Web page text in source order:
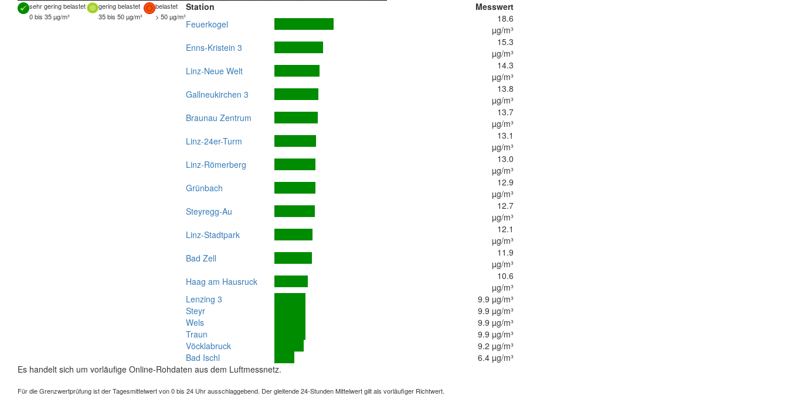
sehr gering belastet gering belastet
belastet
0 bis 35 µg/m³
35 bis 50 µg/m³ > 50 µg/m³
Station
Messwert
Feuerkogel
18.6
µg/m³
Enns-Kristein 3
15.3
µg/m³
Linz-Neue Welt
14.3
µg/m³
Gallneukirchen 3
13.8
µg/m³
Braunau Zentrum
13.7
µg/m³
Linz-24er-Turm
13.1
µg/m³
Linz-Römerberg
13.0
µg/m³
Grünbach
12.9
µg/m³
Steyregg-Au
12.7
µg/m³
Linz-Stadtpark
12.1
µg/m³
Bad Zell
11.9
µg/m³
Haag am Hausruck
10.6
µg/m³
Lenzing 3
9.9 µg/m³
Steyr
9.9 µg/m³
Wels
9.9 µg/m³
Traun
9.9 µg/m³
Vöcklabruck
9.2 µg/m³
Bad Ischl
6.4 µg/m³
Es handelt sich um vorläufige Online-Rohdaten aus dem Luftmessnetz.
Für die Grenzwertprüfung ist der Tagesmittelwert von 0 bis 24 Uhr ausschlaggebend. Der gleitende 24-Stunden Mittelwert gilt als vorläufiger Richtwert.